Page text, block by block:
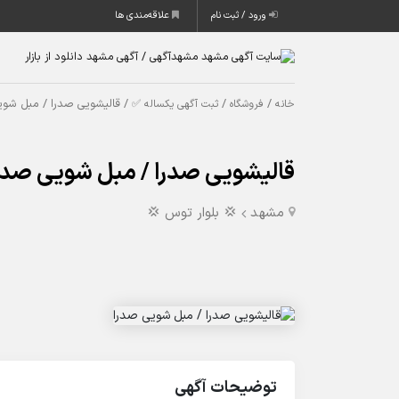
ورود / ثبت نام علاقه‌مندی ها
خانه / فروشگاه / ثبت آگهی یکساله ✅ / قالیشویی صدرا / مبل
قالیشویی صدرا / مبل شویی
مشهد 💢 بلوار توس 💢
توضیحات آگهی